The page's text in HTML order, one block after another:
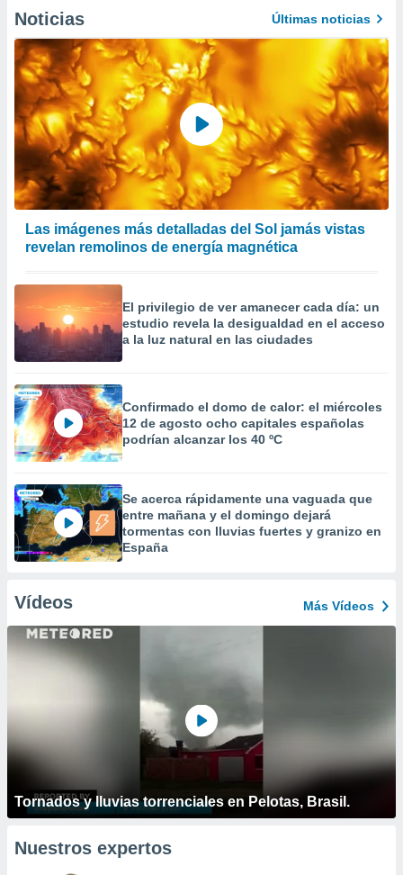
Noticias Últimas noticias
Las imágenes más detalladas del Sol jamás vistas
revelan remolinos de energía magnética
El privilegio de ver amanecer cada día: un
estudio revela la desigualdad en el acceso
a la luz natural en las ciudades
Confirmado el domo de calor: el miércoles
12 de agosto ocho capitales españolas
podrían alcanzar los 40 ºC
Se acerca rápidamente una vaguada que
entre mañana y el domingo dejará
tormentas con lluvias fuertes y granizo en
España
Vídeos Más Vídeos
Tornados y lluvias torrenciales en Pelotas, Brasil.
Nuestros expertos